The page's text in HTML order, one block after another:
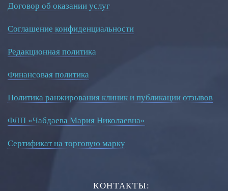
Договор об оказании услуг
Соглашение конфиденциальности
Редакционная политика
Финансовая политика
Политика ранжирования клиник и публикации отзывов
ФЛП «Чабдаева Мария Николаевна»
Сертификат на торговую марку
КОНТАКТЫ: